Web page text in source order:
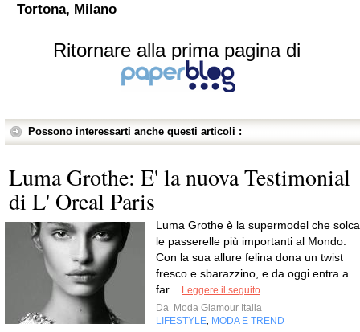
Tortona, Milano
Ritornare alla prima pagina di
Possono interessarti anche questi articoli :
Luma Grothe: E' la nuova Testimonial
di L' Oreal Paris
Luma Grothe è la supermodel che solca
le passerelle più importanti al Mondo.
Con la sua allure felina dona un twist
fresco e sbarazzino, e da oggi entra a
far... Leggere il seguito
Da Moda Glamour Italia
LIFESTYLE, MODA E TREND